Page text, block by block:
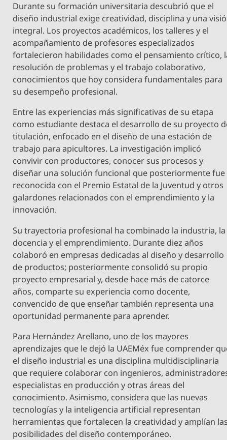
Durante su formación universitaria descubrió que el
diseño industrial exige creatividad, disciplina y una
integral. Los proyectos académicos, los talleres y el
acompañamiento de profesores especializados
fortalecieron habilidades como el pensamiento crítico,
resolución de problemas y el trabajo colaborativo,
conocimientos que hoy considera fundamentales para
su desempeño profesional.
Entre las experiencias más significativas de su etapa
como estudiante destaca el desarrollo de su proyecto
titulación, enfocado en el diseño de una estación de
trabajo para apicultores. La investigación implicó
convivir con productores, conocer sus procesos y
diseñar una solución funcional que posteriormente fue
reconocida con el Premio Estatal de la Juventud y otros
galardones relacionados con el emprendimiento y la
innovación.
Su trayectoria profesional ha combinado la industria, la
docencia y el emprendimiento. Durante diez años
colaboró en empresas dedicadas al diseño y desarrollo
de productos; posteriormente consolidó su propio
proyecto empresarial y, desde hace más de catorce
años, comparte su experiencia como docente,
convencido de que enseñar también representa una
oportunidad permanente para aprender.
Para Hernández Arellano, uno de los mayores
aprendizajes que le dejó la UAEMéx fue comprender
el diseño industrial es una disciplina multidisciplinaria
que requiere colaborar con ingenieros,
especialistas en producción y otras áreas del
conocimiento. Asimismo, considera que las nuevas
tecnologías y la inteligencia artificial representan
herramientas que fortalecen la creatividad y amplían
posibilidades del diseño contemporáneo.